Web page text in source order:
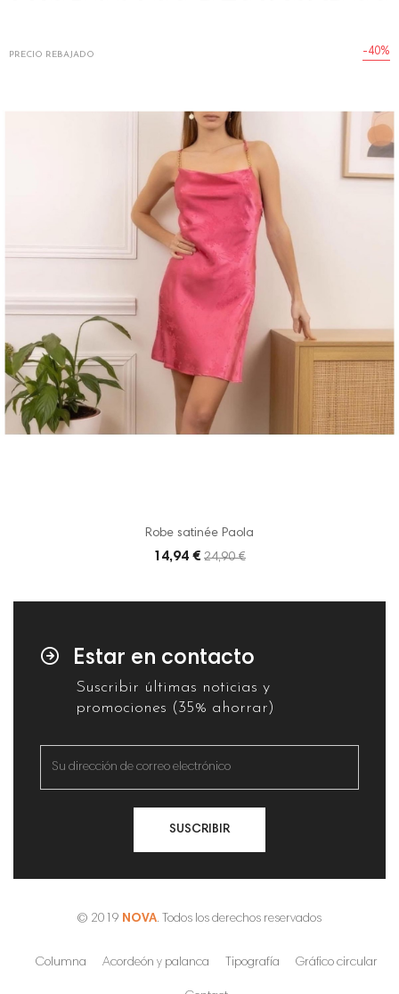
-40%
PRECIO REBAJADO
Robe satinée Paola
14,94 € 24,90 €
Estar en contacto
Suscribir últimas noticias y
promociones (35% ahorrar)
SUSCRIBIR
© 2019 NOVA. Todos los derechos reservados
Columna Acordeón y palanca Tipografía Gráfico circular